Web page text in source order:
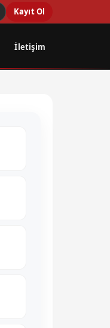
Kayıt Ol
İletişim